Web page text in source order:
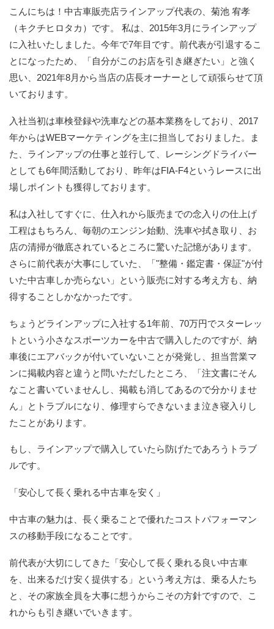
こんにちは！中古車販売店ラインアップ代表の、菊池 宥孝
（キクチヒロタカ）です。 私は、2015年3月にラインアップ
に入社いたしました。今年で7年目です。前代表が引退するこ
とになったため、「自分がこのお店を引き継ぎたい」と強く
思い、2021年8月から当店の店長オーナーとして頑張らせて頂
いております。
入社当初は車検登録や洗車などの基本業務をしており、2017
年からはWEBマーケティングを主に担当しておりました。ま
た、ラインアップの仕事と並行して、レーシングドライバー
としても6年間活動しており、昨年はFIA-F4というレースに出
場しポイントも獲得しております。
私は入社してすぐに、仕入れから販売までの念入りの仕上げ
工程はもちろん、毎朝のエンジン始動、洗車や拭き取り、お
店の清掃が徹底されているところに驚いた記憶があります。
さらに前代表が大事にしていた、「"整備・鑑定書・保証"が付
いた中古車しか売らない」という販売に対する考え方も、納
得することしかなかったです。
ちょうどラインアップに入社する1年前、70万円でスターレッ
トという小さなスポーツカーを中古で購入したのですが、納
車後にエアバックが付いていないことが発覚し、担当営業マ
ンに掲載内容と違うと問いただしたところ、「注文書にそん
なこと書いていませんし、掲載も消してあるので分かりませ
ん」とトラブルになり、修理すらできないまま泣き寝入りし
たことがあります。
もし、ラインアップで購入していたら防げたであろうトラブ
ルです。
「安心して長く乗れる中古車を安く」
中古車の魅力は、長く乗ることで優れたコストパフォーマン
スの移動手段になることです。
前代表が大切にしてきた「安心して長く乗れる良い中古車
を、出来るだけ安く提供する」という考え方は、乗る人たち
と、その家族全員を大事に想うからこその方針ですので、こ
れからも引き継いでいきます。